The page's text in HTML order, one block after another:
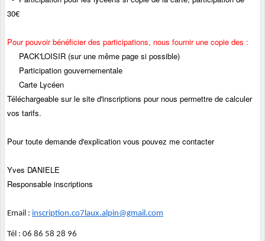
30€
Pour pouvoir bénéficier des participations, nous fournir une copie des :
PACK'LOISIR (sur une même page si possible)
Participation gouvernementale
Carte Lycéen
Téléchargeable sur le site d'inscriptions pour nous permettre de calculer
vos tarifs.
Pour toute demande d'explication vous pouvez me contacter
Yves DANIELE
Responsable inscriptions
Email : inscription.co7laux.alpin@gmail.com
Tél : 06 86 58 28 96